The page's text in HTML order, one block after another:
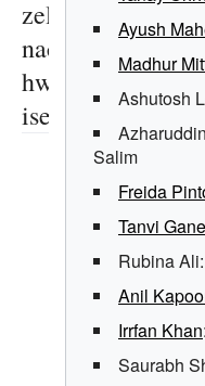
Ayush
Madhur
Ashutosh
Salim
Freida
Tanvi
Rubina Ali
Anil
Irrfan Khan
Saurabh
zel
nac
hwe
ise